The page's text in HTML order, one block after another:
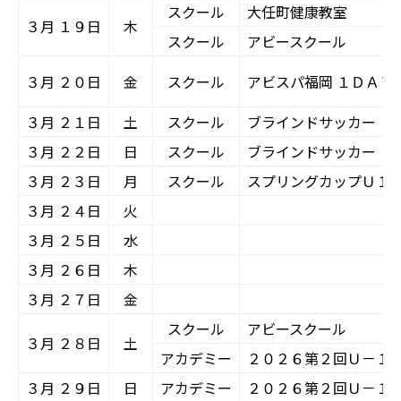
３月 １９日 木
スクール
大任町健康教室
スクール
アビースクール
３月 ２０日
金 スクール
アビスパ福岡 １ＤＡＹ
３月 ２１日
土 スクール
ブラインドサッカー
３月 ２２日
日 スクール
ブラインドサッカー
３月 ２３日
月 スクール
スプリングカップＵ１
３月 ２４日
火
３月 ２５日
水
３月 ２６日
木
３月 ２７日
金
３月 ２８日 土
スクール
アビースクール
アカデミー
２０２６第２回Ｕ－１
３月 ２９日
日 アカデミー
２０２６第２回Ｕ－１